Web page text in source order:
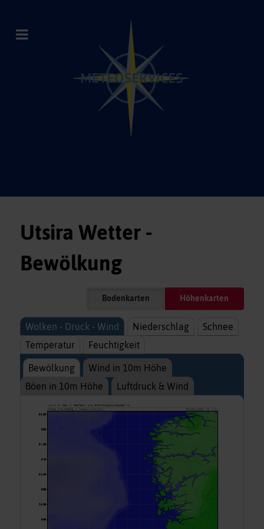
Utsira Wetter -
Bewölkung
Bodenkarten Höhenkarten
Wolken - Druck - Wind Niederschlag
Schnee
Temperatur
Feuchtigkeit
Bewölkung
Wind in 10m Höhe
Böen in 10m Höhe
Luftdruck & Wind